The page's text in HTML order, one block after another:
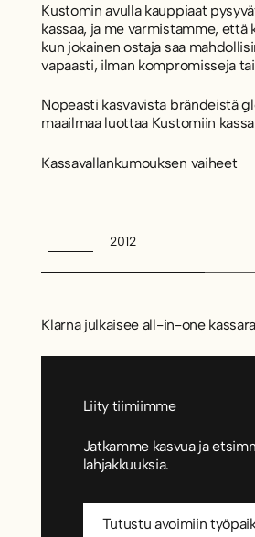
Kustomin avulla kauppiaat
kassaa, ja me varmistamme,
kun jokainen ostaja saa
vapaasti, ilman kompromisseja
Nopeasti kasvavista brändeistä
maailmaa luottaa Kustomiin
Kassavallankumouksen vaiheet
2012
Klarna julkaisee all-in-one
Liity tiimiimme
Jatkamme kasvua ja
lahjakkuuksia.
Tutustu avoimiin